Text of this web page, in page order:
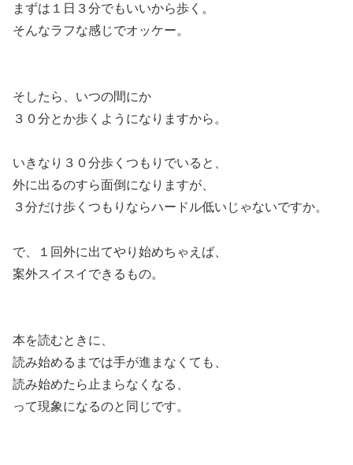
まずは１日３分でもいいから歩く。
そんなラフな感じでオッケー。
そしたら、いつの間にか
３０分とか歩くようになりますから。
いきなり３０分歩くつもりでいると、
外に出るのすら面倒になりますが、
３分だけ歩くつもりならハードル低いじゃないですか。
で、１回外に出てやり始めちゃえば、
案外スイスイできるもの。
本を読むときに、
読み始めるまでは手が進まなくても、
読み始めたら止まらなくなる、
って現象になるのと同じです。